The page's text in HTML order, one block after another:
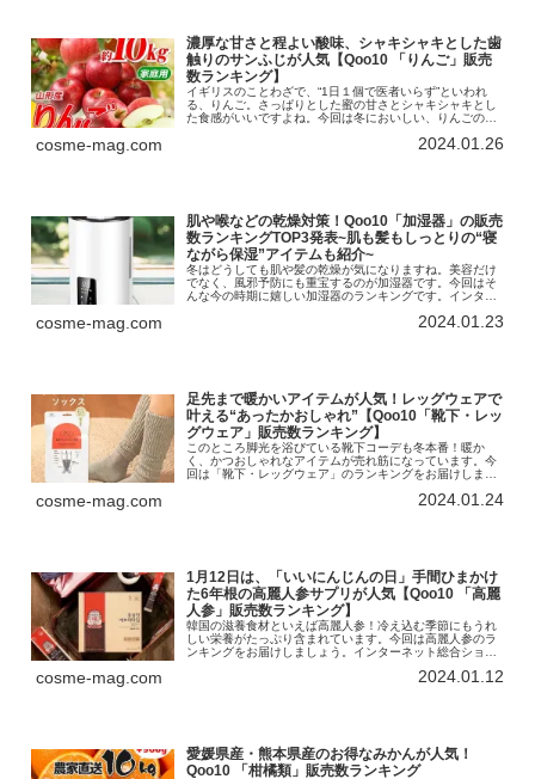
濃厚な甘さと程よい酸味、シャキシャキとした歯
触りのサンふじが人気【Qoo10 「りんご」販売
数ランキング】
イギリスのことわざで、“1日１個で医者いらず”といわれ
る、りんご。さっぱりとした蜜の甘さとシャキシャキとし
た食感がいいですよね。今回は冬においしい、りんごのラ
cosme-mag.com 2024.01.26
肌や喉などの乾燥対策！Qoo10「加湿器」の販売
数ランキングTOP3発表~肌も髪もしっとりの“寝
ながら保湿”アイテムも紹介~
冬はどうしても肌や髪の乾燥が気になりますね。美容だけ
でなく、風邪予防にも重宝するのが加湿器です。今回はそ
んな今の時期に嬉しい加湿器のランキングです。インター
cosme-mag.com 2024.01.23
足先まで暖かいアイテムが人気！レッグウェアで
叶える“あったかおしゃれ”【Qoo10「靴下・レッ
グウェア」販売数ランキング】
このところ脚光を浴びている靴下コーデも冬本番！暖か
く、かつおしゃれなアイテムが売れ筋になっています。今
回は「靴下・レッグウェア」のランキングをお届けしまし
cosme-mag.com 2024.01.24
1月12日は、「いいにんじんの日」手間ひまかけ
た6年根の高麗人参サプリが人気【Qoo10 「高麗
人参」販売数ランキング】
韓国の滋養食材といえば高麗人参！冷え込む季節にもうれ
しい栄養がたっぷり含まれています。今回は高麗人参のラ
ンキングをお届けしましょう。インターネット総合ショッ
cosme-mag.com 2024.01.12
愛媛県産・熊本県産のお得なみかんが人気！
Qoo10 「柑橘類」販売数ランキング